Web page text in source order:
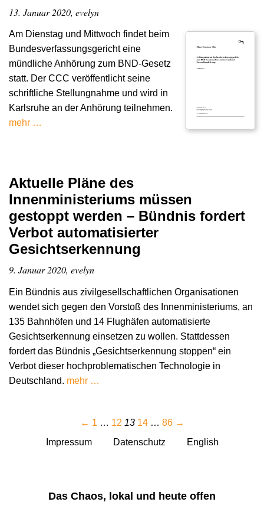
13. Januar 2020, evelyn
Am Dienstag und Mittwoch findet beim
Bundesverfassungsgericht eine
mündliche Anhörung zum BND-Gesetz
statt. Der CCC veröffentlicht seine
schriftliche Stellungnahme und wird in
Karlsruhe an der Anhörung teilnehmen.
mehr …
Aktuelle Pläne des
Innenministeriums müssen
gestoppt werden – Bündnis fordert
Verbot automatisierter
Gesichtserkennung
9. Januar 2020, evelyn
Ein Bündnis aus zivilgesellschaftlichen Organisationen
wendet sich gegen den Vorstoß des Innenministeriums, an
135 Bahnhöfen und 14 Flughäfen automatisierte
Gesichtserkennung einsetzen zu wollen. Stattdessen
fordert das Bündnis „Gesichtserkennung stoppen“ ein
Verbot dieser hochproblematischen Technologie in
Deutschland. mehr …
← 1 … 12 13 14 … 86 →
Impressum
Datenschutz English
Das Chaos, lokal und heute offen